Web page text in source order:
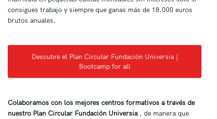
consigues trabajo y siempre que ganas más de 18.000 euros
brutos anuales.
Descubre el Plan Circular Fundación Universia |
Bootcamp for all
Colaboramos con los mejores centros formativos a través de
nuestro Plan Circular Fundación Universia , de manera que